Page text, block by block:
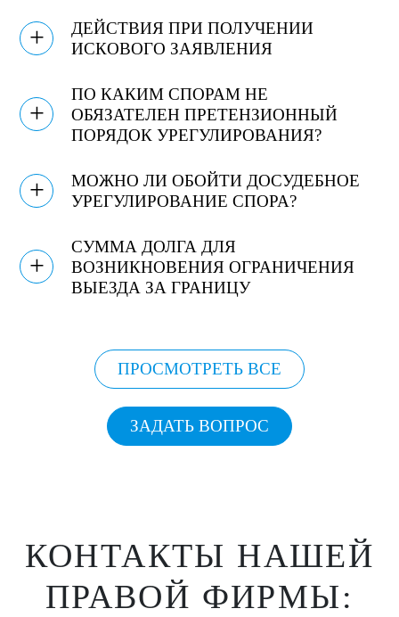
+
ДЕЙСТВИЯ ПРИ ПОЛУЧЕНИИ
ИСКОВОГО ЗАЯВЛЕНИЯ
+
ПО КАКИМ СПОРАМ НЕ
ОБЯЗАТЕЛЕН ПРЕТЕНЗИОННЫЙ
ПОРЯДОК УРЕГУЛИРОВАНИЯ?
+
МОЖНО ЛИ ОБОЙТИ ДОСУДЕБНОЕ
УРЕГУЛИРОВАНИЕ СПОРА?
+
СУММА ДОЛГА ДЛЯ
ВОЗНИКНОВЕНИЯ ОГРАНИЧЕНИЯ
ВЫЕЗДА ЗА ГРАНИЦУ
ПРОСМОТРЕТЬ ВСЕ
ЗАДАТЬ ВОПРОС
КОНТАКТЫ НАШЕЙ
ПРАВОЙ ФИРМЫ: